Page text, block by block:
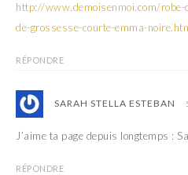
http://www.demoisenmoi.com/
de-grossesse-courte-emma-
RÉPONDRE
SARAH STELLA ESTEBAN
J’aime ta page depuis longtemps :
RÉPONDRE